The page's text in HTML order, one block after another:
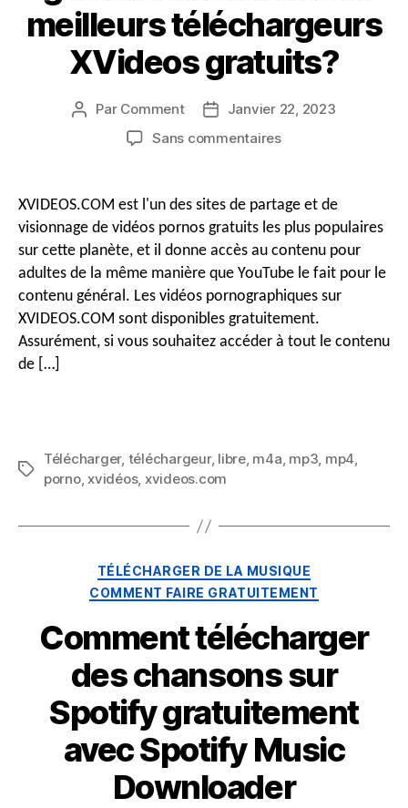
l
r
meilleurs téléchargeurs
XVideos gratuits?
Auteur
message
Par Comment
DateJanvier 22, 2023
Sans commentairessur
Comment
télécharger
XVideos
gratuitement
avec
les
meilleurs
téléchargeurs
XVIDEOS.COM est l'un des sites de partage et de
visionnage de vidéos pornos gratuits les plus populaires
sur cette planète, et il donne accès au contenu pour
adultes de la même manière que YouTube le fait pour le
contenu général. Les vidéos pornographiques sur
XVIDEOS.COM sont disponibles gratuitement.
Assurément, si vous souhaitez accéder à tout le contenu
de […]
Mots
Télécharger, téléchargeur, libre, m4a, mp3, mp4,
porno,xvidéos, xvideos.com
Catégories
TÉLÉCHARGER DE LA MUSIQUE
COMMENT FAIRE GRATUITEMENT
Comment télécharger
des chansons sur
Spotify gratuitement
avec Spotify Music
Downloader